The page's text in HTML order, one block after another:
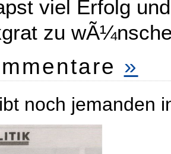
viel Erfolg
zu
»
noch jemanden